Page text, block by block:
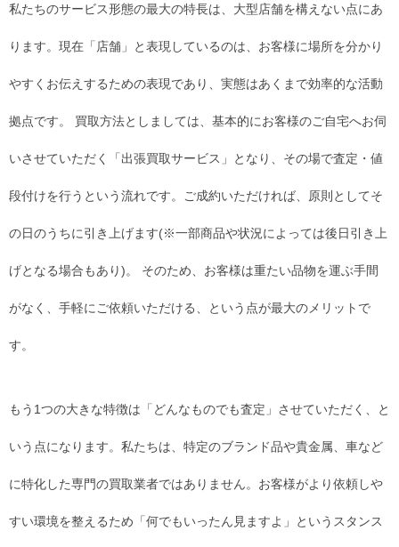
私たちのサービス形態の最大の特長は、大型店舗を構えない点にあ
ります。現在「店舗」と表現しているのは、お客様に場所を分かり
やすくお伝えするための表現であり、実態はあくまで効率的な活動
拠点です。 買取方法としましては、基本的にお客様のご自宅へお伺
いさせていただく「出張買取サービス」となり、その場で査定・値
段付けを行うという流れです。ご成約いただければ、原則としてそ
の日のうちに引き上げます(※一部商品や状況によっては後日引き上
げとなる場合もあり)。 そのため、お客様は重たい品物を運ぶ手間
がなく、手軽にご依頼いただける、という点が最大のメリットで
す。
もう1つの大きな特徴は「どんなものでも査定」させていただく、と
いう点になります。私たちは、特定のブランド品や貴金属、車など
に特化した専門の買取業者ではありません。お客様がより依頼しや
すい環境を整えるため「何でもいったん見ますよ」というスタンス